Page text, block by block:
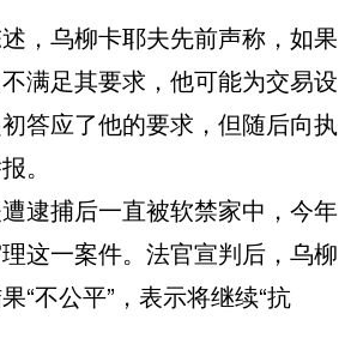
乌柳卡耶夫先前声称，如果
满足其要求，他可能为交易设
答应了他的要求，但随后向执
。
捕后一直被软禁家中，今年
这一案件。法官宣判后，乌柳
“不公平”，表示将继续“抗